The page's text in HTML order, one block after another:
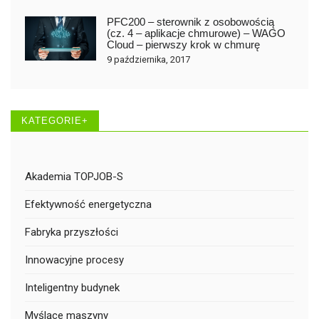
PFC200 – sterownik z osobowością
(cz. 4 – aplikacje chmurowe) – WAGO
Cloud – pierwszy krok w chmurę
9 października, 2017
KATEGORIE+
Akademia TOPJOB-S
Efektywność energetyczna
Fabryka przyszłości
Innowacyjne procesy
Inteligentny budynek
Myślące maszyny